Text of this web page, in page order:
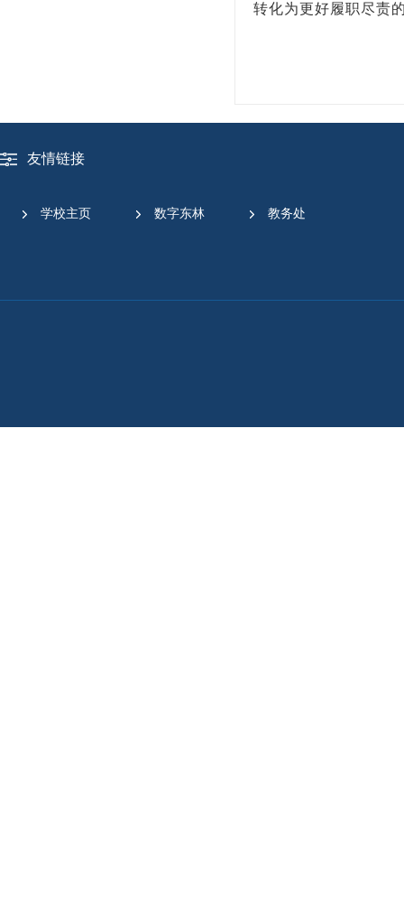
转化为更好履职尽责
友情链接
学校主页 数字东林 教务处